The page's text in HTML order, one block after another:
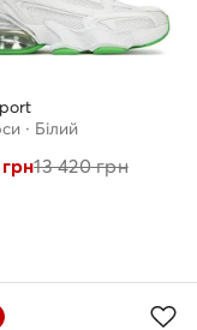
· Білий
грн13 420грн